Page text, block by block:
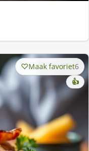
Maak favoriet6
👍